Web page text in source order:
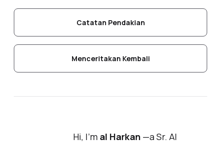
Catatan Pendakian
Menceritakan Kembali
Hi, I'm al Harkan —a Sr. AI